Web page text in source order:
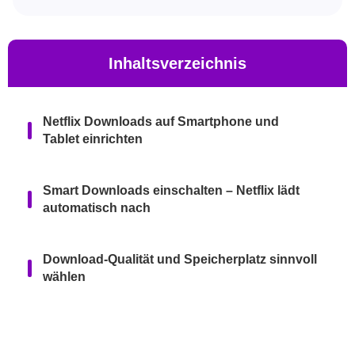
Inhaltsverzeichnis
Netflix Downloads auf Smartphone und
Tablet einrichten
Smart Downloads einschalten – Netflix lädt
automatisch nach
Download-Qualität und Speicherplatz sinnvoll
wählen